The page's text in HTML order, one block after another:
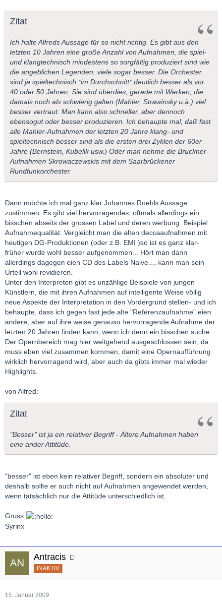
Da war der eher schlanke spritzige Klang mit Einbeziehung der
Räumlichkeit, eher sportiv, rhythmisch und "gehetzt" (Gardiner)
gegen die alte Aufnahme aus dem Jahre 1958 aus Leipzig mit
Agnes Giebel, Marga Höffgen, Josef Traxel , Dietrich Fischer-
Dieskau und den Thomanern. Diese Aufnahme lingt nicht
sportlich mitreissend sondern feierlich erhaben. Der Chor wurde
analytisch präsent eingefangen wie nur selten, die Tontechniker
waren bemüht zu demonstriern daß eine neur Äre an der
Geschichte der Schallplatte begonnen hatte.....
mit freundlichen Grüßen aus Wien
Alfred
Zitat
Ich halte Alfreds Aussage für so nicht richtig. Es gibt aus den
letzten 10 Jahren eine große Anzahl von Aufnahmen, die spiel-
und klangtechnisch mindestens so sorgfältig produziert sind wie
die angeblichen Legenden, viele sogar besser. Die Orchester
sind ja spieltechnisch *im Durchschnitt* deutlich besser als vor
40 oder 50 Jahren. Sie sind überdies, gerade mit Werken, die
damals noch als schwierig galten (Mahler, Strawinsky u.ä.) viel
besser vertraut. Man kann also schneller, aber dennoch
ebensogut oder besser produzieren. Ich behaupte mal, daß fast
alle Mahler-Aufnahmen der letzten 20 Jahre klang- und
spieltechnisch besser sind als die ersten drei Zyklen der 60er
Jahre (Bernstein, Kubelik usw.) Oder man nehme die Bruckner-
Aufnahmen Skrowaczewskis mit dem Saarbrückener
Rundfunkorchester.
Dann möchte ich mal ganz klar Johannes Roehls Aussage
zustimmen. Es gibt viel hervorragendes, oftmals allerdings ein
bisschen abseits der grossen Label und deren werbung. Beispiel
Aufnahmequalität: Vergleicht man die alten deccaaufnahmen mit
heutigen DG-Produktionen (oder z.B. EMI )so ist es ganz klar-
früher wurde wohl besser aufgenommen... Hört man dann
allerdings dagegen eien CD des Labels Naive..., kann man sein
Urteil wohl revidieren.
Unter den Interpreten gibt es unzählige Beispiele von jungen
Künstlern, die mit ihren Aufnahmen auf intelligente Weise völlig
neue Aspekte der Interpretation in den Vordergrund stellen- und ich
behaupte, dass ich gegen fast jede alte "Referenzaufnahme" eien
andere, aber auf ihre weise genauso hervorragende Aufnahme der
letzten 20 Jahren finden kann, wenn ich denn ein bisschen suche.
Der Opernbereich mag hier weitgehend ausgeschlossen sein, da
muss eben viel zusammen kommen, damit eine Opernaufführung
wirklich hervorragend wird, aber auch da gibts immer mal wieder
Highlights.
von Alfred:
Zitat
"Besser" ist ja ein relativer Begriff - Ältere Aufnahmen haben
eine ander Attitüde.
"besser" ist eben kein relativer Begriff, sondern ein absoluter und
deshalb sollte er auch nicht auf Aufnahmen angewendet werden,
wenn tatsächlich nur die Attitüde unterschiedlich ist.
Gruss
Syrinx
Antracis
INAKTIV
15. Januar 2009